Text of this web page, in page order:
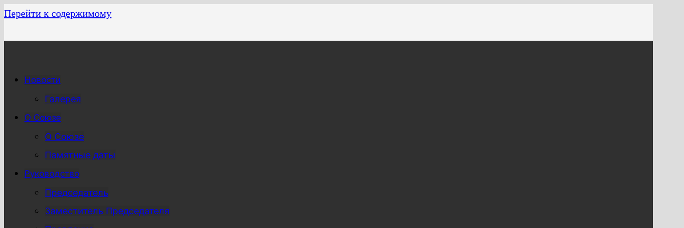
Перейти к содержимому
Новости
Галерея
О Союзе
О Союзе
Памятные даты
Руководство
Председатель
Заместитель Председателя